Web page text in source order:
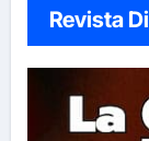
Revista